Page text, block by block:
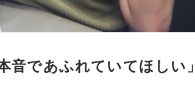
音であふれていてほしい」